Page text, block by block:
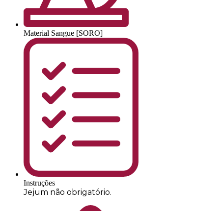
Material Sangue [SORO]
Instruções
Jejum não obrigatório.